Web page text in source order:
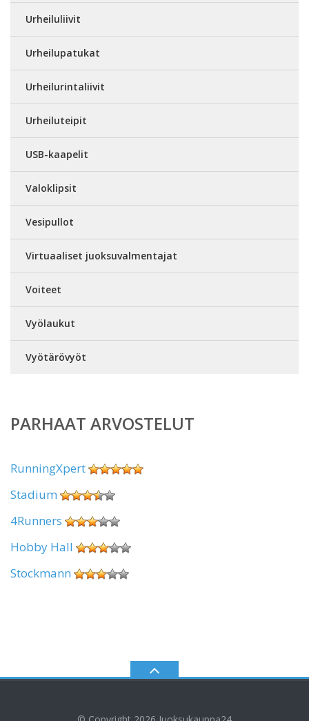
Urheiluliivit
Urheilupatukat
Urheilurintaliivit
Urheiluteipit
USB-kaapelit
Valoklipsit
Vesipullot
Virtuaaliset juoksuvalmentajat
Voiteet
Vyölaukut
Vyötärövyöt
PARHAAT ARVOSTELUT
RunningXpert
Stadium
4Runners
Hobby Hall
Stockmann